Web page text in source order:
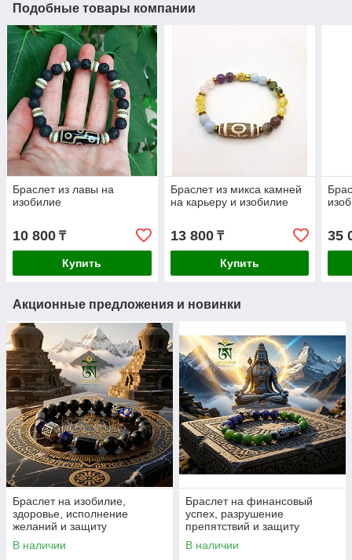
Подобные товары компании
Браслет из лавы на
изобилие
10 800 ₸
Купить
Браслет из микса камней
на карьеру и изобилие
13 800₸
Купить
35
Акционные предложения и новинки
Браслет на изобилие,
здоровье, исполнение
желаний и защиту
В наличии
Браслет на финансовый
успех, разрушение
препятствий и защиту
В наличии